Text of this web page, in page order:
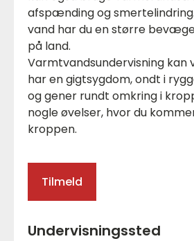
afspænding og
vand har du en større
på land.
Varmtvandsundervisning
har en gigtsygdom, ondt i
og gener rundt omkring i
nogle øvelser, hvor du
kroppen.
Tilmeld
Undervisningssted